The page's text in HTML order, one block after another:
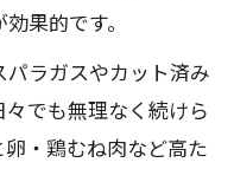
立つアスパラガ
ク質の組み合わせ
果的です。
ラガスやカット済み
でも無理なく続けら
・鶏むね肉など高た